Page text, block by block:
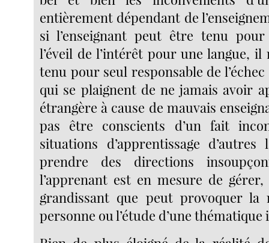
entièrement dépendant de
si l’enseignant peut être tenu pour
l’éveil de l’intérêt pour une langue,
tenu pour seul responsable de l’échec
qui se plaignent de ne jamais avoir
étrangère à cause de mauvais
pas être conscients d’un fait
situations d’apprentissage d’autres
prendre des directions
l’apprenant est en mesure de
grandissant que peut provoquer la
personne ou l’étude d’une